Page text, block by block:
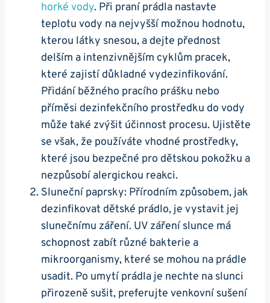
horké vody. Při praní prádla nastavte
teplotu vody na nejvyšší možnou hodnotu,
kterou látky snesou, a dejte přednost
delším a intenzivnějším cyklům pracek,
které zajistí důkladné vydezinfikování.
Přidání běžného pracího prášku nebo
příměsi dezinfekčního prostředku do vody
může také zvýšit účinnost procesu. Ujistěte
se však, že používáte vhodné prostředky,
které jsou bezpečné pro dětskou pokožku a
nezpůsobí alergickou reakci.
Sluneční paprsky: Přírodním způsobem, jak
dezinfikovat dětské prádlo, je vystavit jej
slunečnímu záření. UV záření slunce má
schopnost zabít různé bakterie a
mikroorganismy, které se mohou na prádle
usadit. Po umytí prádla je nechte na slunci
přirozeně sušit, preferujte venkovní sušení